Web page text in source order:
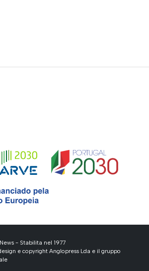
- Stabilita nel 1977
e copyright Anglopress Lda e il gruppo